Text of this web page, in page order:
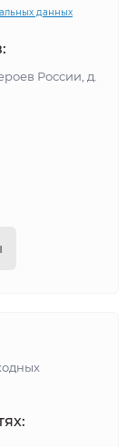
данных
России, д.